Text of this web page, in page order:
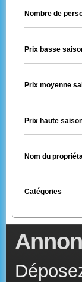
Nombre de
Prix basse
Prix moyenne
Prix haute
Nom du
Catégories